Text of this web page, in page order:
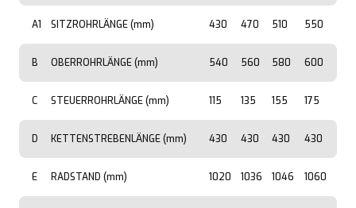
A1 SITZROHRLÄNGE (mm) 430 470 510 550
B OBERROHRLÄNGE (mm) 540 560 580 600
C STEUERROHRLÄNGE (mm) 115 135 155 175
D KETTENSTREBENLÄNGE (mm) 430 430 430 430
E RADSTAND (mm) 1020 1036 1046 1060